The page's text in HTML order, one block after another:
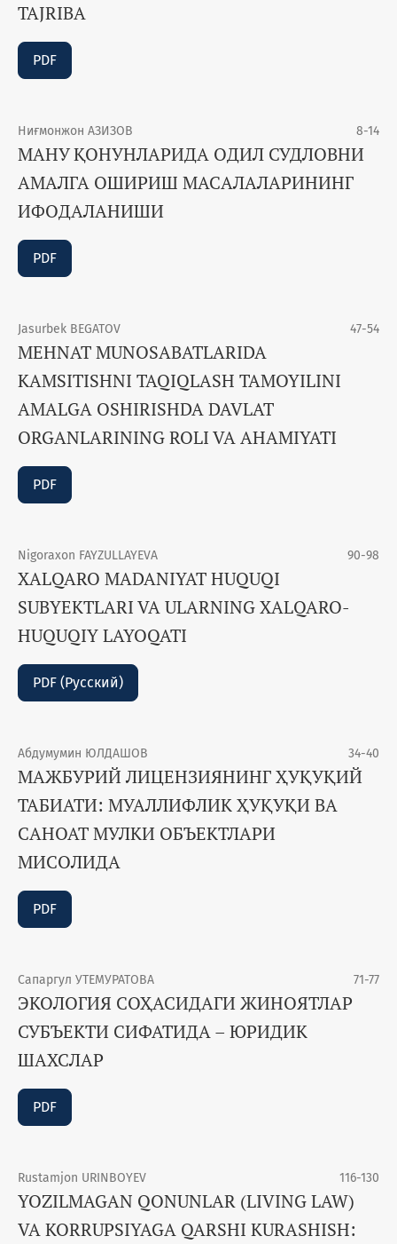
TAJRIBA
PDF
Ниғмонжон АЗИЗОВ 8-14
МАНУ ҚОНУНЛАРИДА ОДИЛ СУДЛОВНИ
АМАЛГА ОШИРИШ МАСАЛАЛАРИНИНГ
ИФОДАЛАНИШИ
PDF
Jasurbek BEGATOV 47-54
MEHNAT MUNOSABATLARIDA
KAMSITISHNI TAQIQLASH TAMOYILINI
AMALGA OSHIRISHDA DAVLAT
ORGANLARINING ROLI VA AHAMIYATI
PDF
Nigoraxon FAYZULLAYEVA 90-98
XALQARO MADANIYAT HUQUQI
SUBYEKTLARI VA ULARNING XALQARO-
HUQUQIY LAYOQATI
PDF (Русский)
Абдумумин ЮЛДАШОВ 34-40
МАЖБУРИЙ ЛИЦЕНЗИЯНИНГ ҲУҚУҚИЙ
ТАБИАТИ: МУАЛЛИФЛИК ҲУҚУҚИ ВА
САНОАТ МУЛКИ ОБЪЕКТЛАРИ
МИСОЛИДА
PDF
Сапаргул УТЕМУРАТОВА 71-77
ЭКОЛОГИЯ СОҲАСИДАГИ ЖИНОЯТЛАР
СУБЪЕКТИ СИФАТИДА – ЮРИДИК
ШАХСЛАР
PDF
Rustamjon URINBOYEV 116-130
YOZILMAGAN QONUNLAR (LIVING LAW)
VA KORRUPSIYAGA QARSHI KURASHISH: